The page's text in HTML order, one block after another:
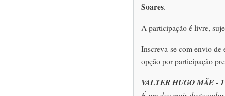
Soares.
A participação é livre,
Inscreva-se com envio
opção por participação
VALTER HUGO MÃE -